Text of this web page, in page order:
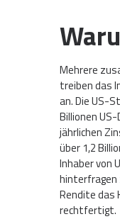
Mehrere
treiben das
an. Die US-
Billionen
jährlichen
über 1,2
Inhaber von
hinterfragen
Rendite das
rechtfertigt.